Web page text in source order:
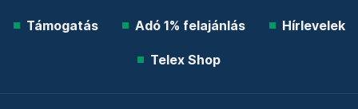
Támogatás Adó 1% felajánlás Hírlevelek
Telex Shop